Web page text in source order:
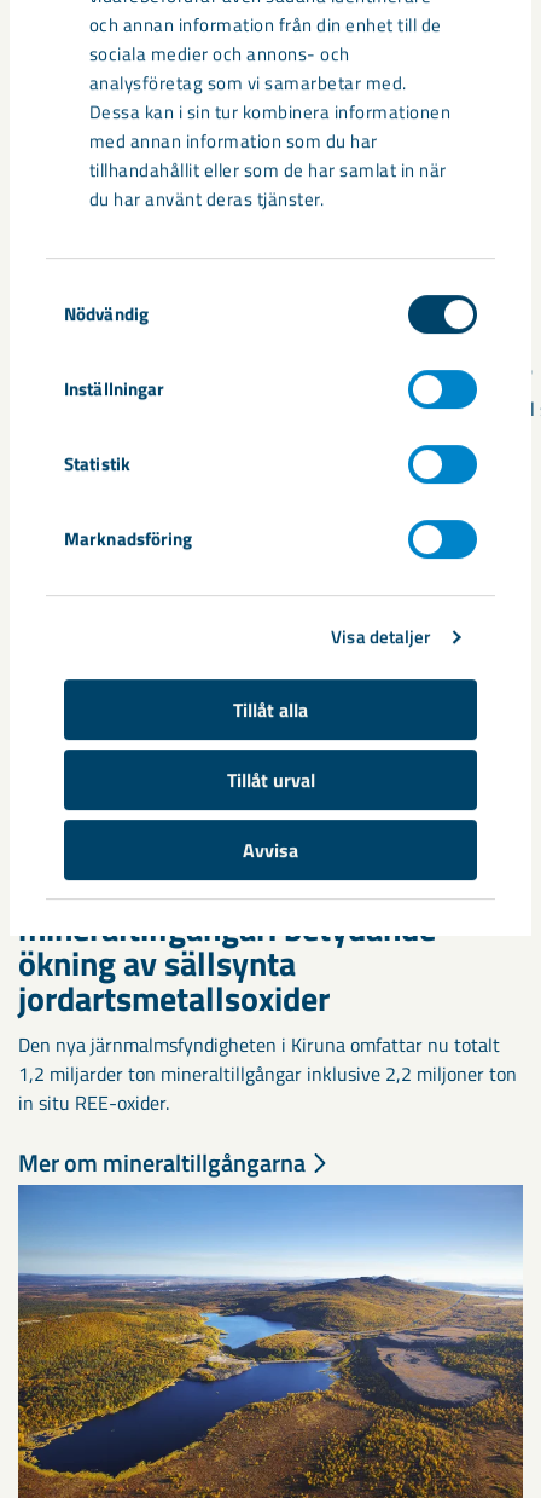
och annan information från din enhet till de
sociala medier och annons- och
analysföretag som vi samarbetar med.
Dessa kan i sin tur kombinera informationen
med annan information som du har
tillhandahållit eller som de har samlat in när
du har använt deras tjänster.
Nödvändig
Inställningar
Statistik
Marknadsföring
Visa detaljer
Tillåt alla
Tillåt urval
Avvisa
och fosfor, och en av Europas största kända
förekomster av sällsynta jordartsmetaller.
Ansökan om bearbetningskoncession inlämnad
2
2025
Utsett till
Läs mer
LKAB redovisar större
mineraltillgångar: betydande
ökning av sällsynta
jordartsmetallsoxider
Den nya järnmalmsfyndigheten i Kiruna omfattar nu totalt
1,2 miljarder ton mineraltillgångar inklusive 2,2 miljoner ton
in situ REE-oxider.
Mer om mineraltillgångarna